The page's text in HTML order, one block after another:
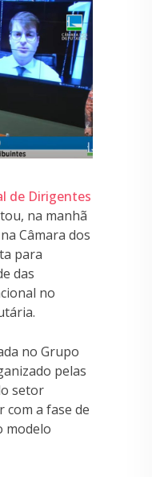
de Dirigentes
na manhã
Câmara dos
para
das
no
no Grupo
pelas
setor
a fase de
modelo